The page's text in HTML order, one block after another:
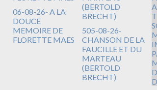
06-08-26- A LA
DOUCE
MEMOIRE DE
FLORETTE MAES
505-08-26-
CHANSON DE LA
FAUCILLE ET DU
MARTEAU
(BERTOLD
BRECHT)